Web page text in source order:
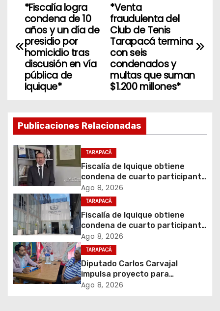
N
v
a
c
i
ó
n
d
e
e
n
*Venta
fraudulenta del
Club de Tenis
Tarapacá termina
con seis
condenados y
multas que suman
$1.200 millones*
*Fiscalía logra
condena de 10
años y un día de
presidio por
homicidio tras
discusión en vía
pública de
Iquique*
Publicaciones Relacionadas
TARAPACÁ
Fiscalía de Iquique obtiene
condena de cuarto participante
en violento asalto a
comerciante
Ago 8, 2026
TARAPACÁ
Fiscalía de Iquique obtiene
condena de cuarto participante
en violento asalto a
comerciante
Ago 8, 2026
TARAPACÁ
Diputado Carlos Carvajal
impulsa proyecto para
homenajear en vida al campeón
Ago 8, 2026